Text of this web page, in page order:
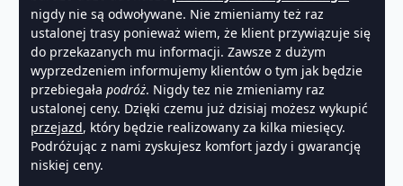
nigdy nie są odwoływane. Nie zmieniamy też raz
ustalonej trasy ponieważ wiem, że klient przywiązuje się
do przekazanych mu informacji. Zawsze z dużym
wyprzedzeniem informujemy klientów o tym jak będzie
przebiegała podróż. Nigdy tez nie zmieniamy raz
ustalonej ceny. Dzięki czemu już dzisiaj możesz wykupić
przejazd, który będzie realizowany za kilka miesięcy.
Podróżując z nami zyskujesz komfort jazdy i gwarancję
niskiej ceny.